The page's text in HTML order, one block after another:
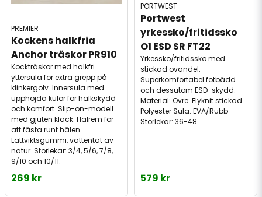
PREMIER
Kockens halkfria
Anchor träskor PR910
Kockträskor med halkfri
yttersula för extra grepp på
klinkergolv. Innersula med
upphöjda kulor för halkskydd
och komfort. Slip-on-modell
med gjuten klack. Hälrem för
att fästa runt hälen.
Lättviktsgummi, vattentät av
natur. Storlekar: 3/4, 5/6, 7/8,
9/10 och 10/11.
269 kr
PORTWEST
Portwest
yrkessko/fritidssko
O1 ESD SR FT22
Yrkessko/fritidssko med
stickad ovandel.
Superkomfortabel fotbädd
och dessutom ESD-skydd.
Material: Övre: Flyknit stickad
Polyester Sula: EVA/Rubb
Storlekar: 36-48
579 kr